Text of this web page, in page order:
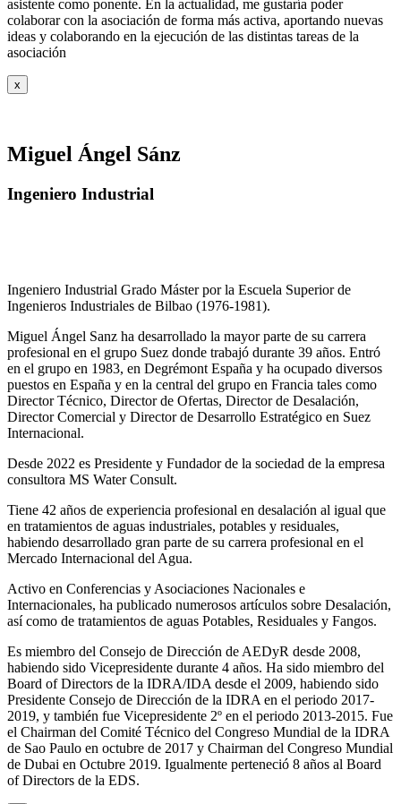
asistente como ponente. En la actualidad, me gustaría poder
colaborar con la asociación de forma más activa, aportando nuevas
ideas y colaborando en la ejecución de las distintas tareas de la
asociación
x
Miguel Ángel Sánz
Ingeniero Industrial
Ingeniero Industrial Grado Máster por la Escuela Superior de
Ingenieros Industriales de Bilbao (1976-1981).
Miguel Ángel Sanz ha desarrollado la mayor parte de su carrera
profesional en el grupo Suez donde trabajó durante 39 años. Entró
en el grupo en 1983, en Degrémont España y ha ocupado diversos
puestos en España y en la central del grupo en Francia tales como
Director Técnico, Director de Ofertas, Director de Desalación,
Director Comercial y Director de Desarrollo Estratégico en Suez
Internacional.
Desde 2022 es Presidente y Fundador de la sociedad de la empresa
consultora MS Water Consult.
Tiene 42 años de experiencia profesional en desalación al igual que
en tratamientos de aguas industriales, potables y residuales,
habiendo desarrollado gran parte de su carrera profesional en el
Mercado Internacional del Agua.
Activo en Conferencias y Asociaciones Nacionales e
Internacionales, ha publicado numerosos artículos sobre Desalación,
así como de tratamientos de aguas Potables, Residuales y Fangos.
Es miembro del Consejo de Dirección de AEDyR desde 2008,
habiendo sido Vicepresidente durante 4 años. Ha sido miembro del
Board of Directors de la IDRA/IDA desde el 2009, habiendo sido
Presidente Consejo de Dirección de la IDRA en el periodo 2017-
2019, y también fue Vicepresidente 2º en el periodo 2013-2015. Fue
el Chairman del Comité Técnico del Congreso Mundial de la IDRA
de Sao Paulo en octubre de 2017 y Chairman del Congreso Mundial
de Dubai en Octubre 2019. Igualmente perteneció 8 años al Board
of Directors de la EDS.